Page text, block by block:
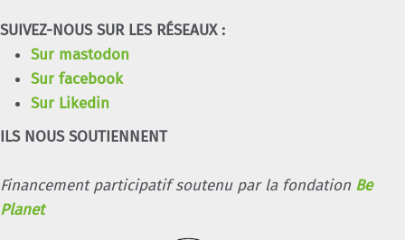
SUIVEZ-NOUS SUR LES RÉSEAUX :
Sur mastodon
Sur facebook
Sur Likedin
ILS NOUS SOUTIENNENT
Financement participatif soutenu par la fondation Be
Planet